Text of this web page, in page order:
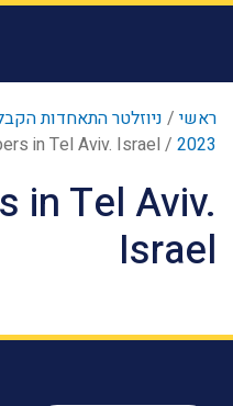
ראשי / ניוזלטר התאחדות
2023
/
in Tel Aviv. Israel
in Tel Aviv.
Israel